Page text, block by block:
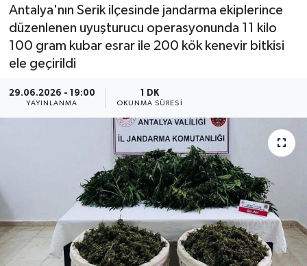
Antalya'nın Serik ilçesinde jandarma ekiplerince
düzenlenen uyuşturucu operasyonunda 11 kilo
100 gram kubar esrar ile 200 kök kenevir bitkisi
ele geçirildi
29.06.2026 - 19:00
YAYINLANMA
1 DK
OKUNMA SÜRESI
KÜLTÜR - SANAT
SPOR
SİYASET
EĞİTİM
TURİZM
Tüm Manşetler
Son Dakika Haberleri
Haber Arşivi